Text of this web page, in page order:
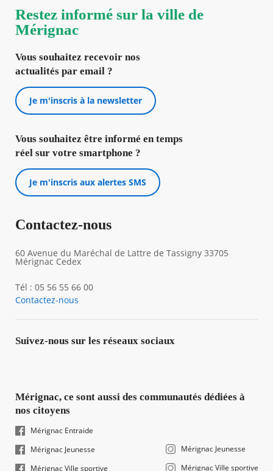
Restez informé sur la ville de
Mérignac
Vous souhaitez recevoir nos
actualités par email ?
Je m'inscris à la newsletter
Vous souhaitez être informé en temps
réel sur votre smartphone ?
Je m'inscris aux alertes SMS
Contactez-nous
60 Avenue du Maréchal de Lattre de Tassigny 33705
Mérignac Cedex
Tél : 05 56 55 66 00
Contactez-nous
Suivez-nous sur les réseaux sociaux
Mérignac, ce sont aussi des communautés dédiées à
nos citoyens
Mérignac Entraide
Mérignac Jeunesse
Mérignac Ville sportive
Mérignac Jeunesse
Mérignac Ville sportive